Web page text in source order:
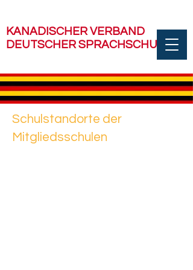
KANADISCHER VERBAND
DEUTSCHER SPRACHSCHULEN
Schulstandorte der
Mitgliedsschulen